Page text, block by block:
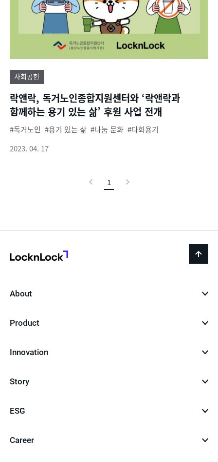
사회공헌
락앤락, 독거노인종합지원센터와 ‘락앤락과
함께하는 용기 있는 삶’ 후원 사업 전개
독거노인 용기 있는 삶 나눔 문화
다회용기
2023. 04. 17
1
이
back
About
Product
Innovation
Story
ESG
Career